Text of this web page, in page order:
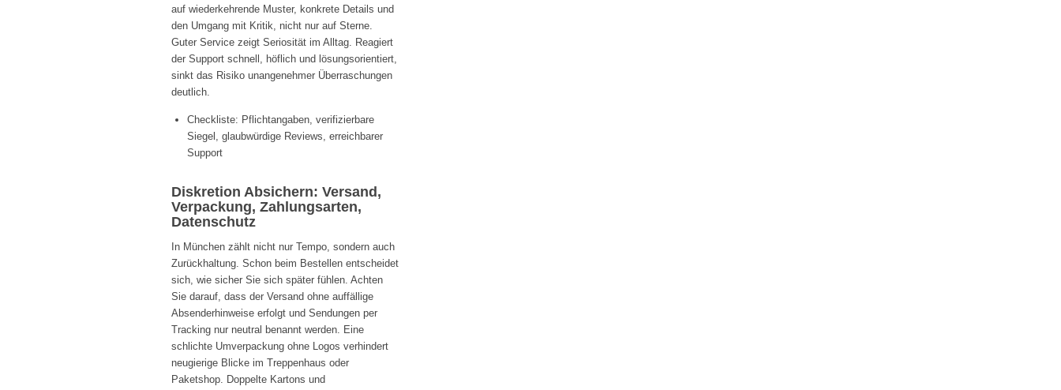
auf wiederkehrende Muster, konkrete Details und
den Umgang mit Kritik, nicht nur auf Sterne.
Guter Service zeigt Seriosität im Alltag. Reagiert
der Support schnell, höflich und lösungsorientiert,
sinkt das Risiko unangenehmer Überraschungen
deutlich.
Checkliste: Pflichtangaben, verifizierbare
Siegel, glaubwürdige Reviews, erreichbarer
Support
Diskretion Absichern: Versand,
Verpackung, Zahlungsarten,
Datenschutz
In München zählt nicht nur Tempo, sondern auch
Zurückhaltung. Schon beim Bestellen entscheidet
sich, wie sicher Sie sich später fühlen. Achten
Sie darauf, dass der Versand ohne auffällige
Absenderhinweise erfolgt und Sendungen per
Tracking nur neutral benannt werden. Eine
schlichte Umverpackung ohne Logos verhindert
neugierige Blicke im Treppenhaus oder
Paketshop. Doppelte Kartons und